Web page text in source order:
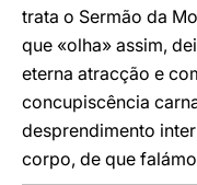
trata o Sermão da
que «olha» assim,
eterna atracção e
concupiscência
desprendimento
corpo, de que